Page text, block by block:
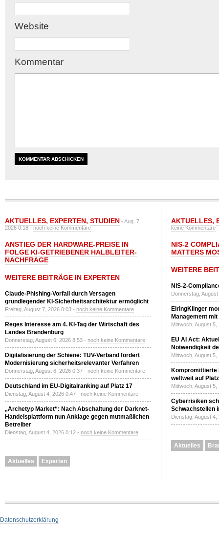
Website
Kommentar
AKTUELLES, EXPERTEN, STUDIEN - Aug. 7,
2026 0:18 -noch keine Kommentare
ANSTIEG DER HARDWARE-PREISE IN
FOLGE KI-GETRIEBENER HALBLEITER-
NACHFRAGE
WEITERE BEITRÄGE IN EXPERTEN
Claude-Phishing-Vorfall durch Versagen
grundlegender KI-Sicherheitsarchitektur ermöglicht
Freitag, August 7, 2026 0:03 - noch keine Kommentare
Reges Interesse am 4. KI-Tag der Wirtschaft des
Landes Brandenburg
Donnerstag, August 6, 2026 8:53 - noch keine Kommentare
Digitalisierung der Schiene: TÜV-Verband fordert
Modernisierung sicherheitsrelevanter Verfahren
Donnerstag, August 6, 2026 0:37 - noch keine Kommentare
Deutschland im EU-Digitalranking auf Platz 17
Dienstag, August 4, 2026 0:47 - noch keine Kommentare
„Archetyp Market“: Nach Abschaltung der Darknet-
Handelsplattform nun Anklage gegen mutmaßlichen
Betreiber
Dienstag, August 4, 2026 0:12 - noch keine Kommentare
Aktuelles Experten
AKTUELLES,
keine Kommentare
NIS-2
MATTERS
WEITERE
NIS-2-
Donnerstag,
ElringKlinger
Management
Mittwoch, August
EU AI Act:
Notwendigkeit
Mittwoch, August
Kompromittierte
weltweit auf
Mittwoch, August
Cyberrisiken
Schwachstellen
Dienstag, August
Aktuelles
Datenschutzerklärung